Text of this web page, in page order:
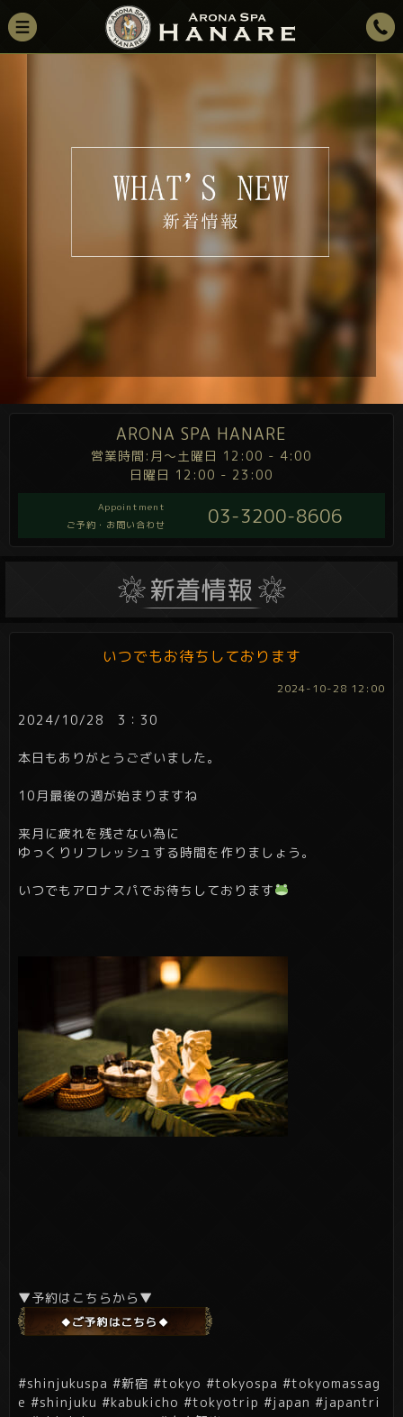
ARONA SPA HANARE
営業時間:月～土曜日 12:00 - 4:00
日曜日 12:00 - 23:00
Appointment
ご予約・お問い合わせ
03-3200-8606
いつでもお待ちしております
2024-10-28 12:00
2024/10/28 3：30
本日もありがとうございました。
10月最後の週が始まりますね
来月に疲れを残さない為に
ゆっくりリフレッシュする時間を作りましょう。
いつでもアロナスパでお待ちしております
▼予約はこちらから▼
#shinjukuspa #新宿 #tokyo #tokyospa #tokyomassag
e #shinjuku #kabukicho #tokyotrip #japan #japantri